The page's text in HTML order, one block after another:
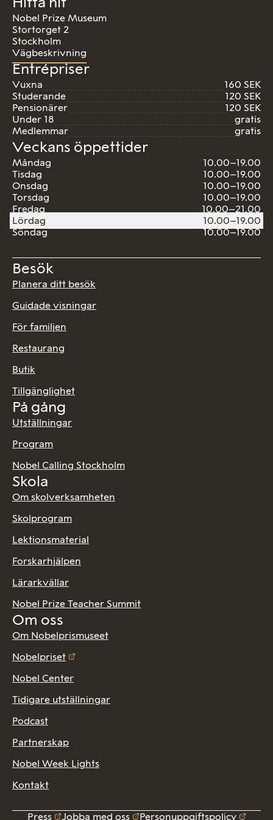
Nobel Prize Museum
Stortorget 2
Stockholm
Vägbeskrivning
Entrépriser
Vuxna
160 SEK
Studerande
120 SEK
Pensionärer
120 SEK
Under 18
gratis
Medlemmar
gratis
Veckans öppettider
Måndag
10.00–19.00
Tisdag
10.00–19.00
Onsdag
10.00–19.00
Torsdag
10.00–19.00
Fredag
10.00–21.00
Lördag
10.00–19.00
Söndag
10.00–19.00
Besök
Planera ditt besök
Guidade visningar
För familjen
Restaurang
Butik
Tillgänglighet
På gång
Utställningar
Program
Nobel Calling Stockholm
Skola
Om skolverksamheten
Skolprogram
Lektionsmaterial
Forskarhjälpen
Lärarkvällar
Nobel Prize Teacher Summit
Om oss
Om Nobelprismuseet
Nobelpriset
Nobel Center
Tidigare utställningar
Podcast
Partnerskap
Nobel Week Lights
Kontakt
Press Jobba med oss Personuppgiftspolicy